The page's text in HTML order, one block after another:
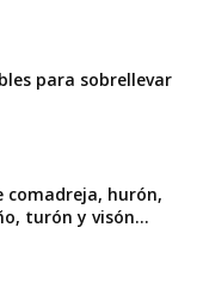
para sobrellevar
comadreja, hurón,
turón y visón...